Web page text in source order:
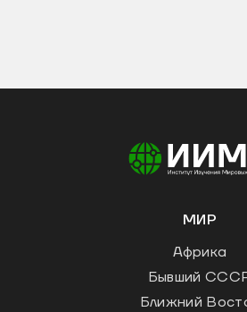
МИР
Африка
Бывший
Ближний